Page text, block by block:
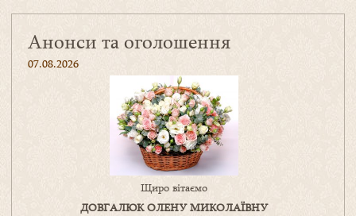
Анонси та оголошення
07.08.2026
Щиро вітаємо
ДОВГАЛЮК ОЛЕНУ МИКОЛАЇВНУ